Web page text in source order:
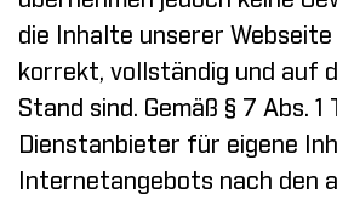
die Inhalte unserer
korrekt, vollständig und auf
Stand sind. Gemäß § 7 Abs. 1
Dienstanbieter für eigene
Internetangebots nach den